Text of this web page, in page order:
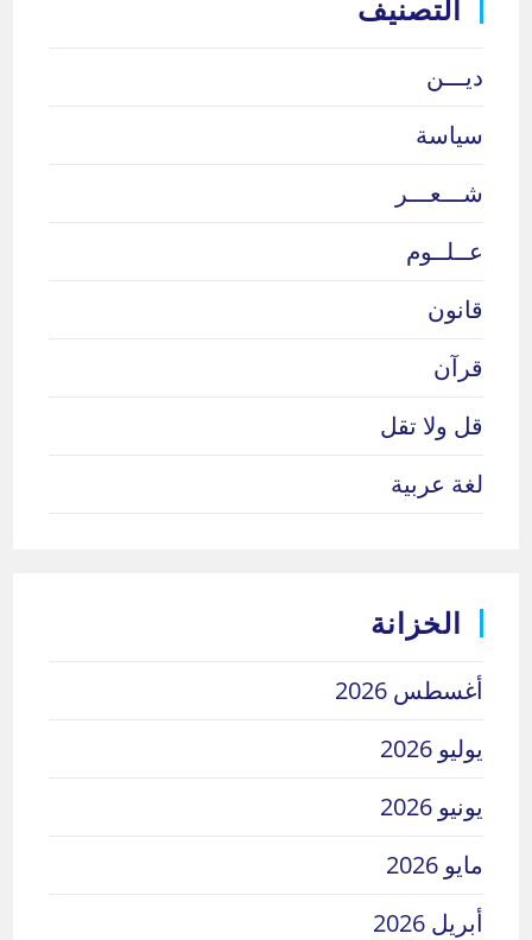
التصنيف
ديـــن
سياسة
شـــعـــر
عــلــوم
قانون
قرآن
قل ولا تقل
لغة عربية
الخزانة
أغسطس 2026
يوليو 2026
يونيو 2026
مايو 2026
أبريل 2026